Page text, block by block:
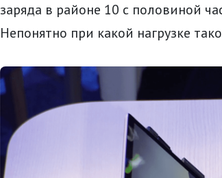
заряда в районе 10 с половиной
Непонятно при какой нагрузке